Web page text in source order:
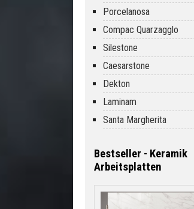
Porcelanosa
Compac Quarzagglo
Silestone
Caesarstone
Dekton
Laminam
Santa Margherita
Bestseller - Keramik
Arbeitsplatten